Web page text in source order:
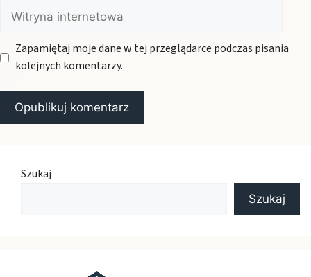
Witryna
internetowa
Zapamiętaj moje dane w tej przeglądarce podczas pisania
kolejnych komentarzy.
Szukaj
Szukaj